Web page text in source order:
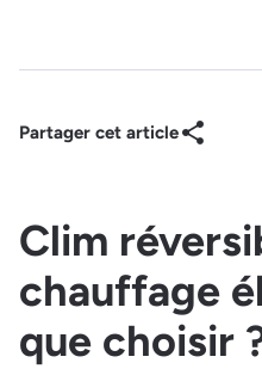
Partager cet article
Clim
chauffage
que choisir